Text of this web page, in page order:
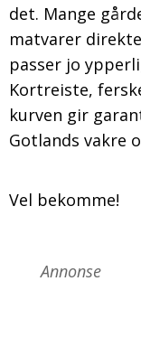
det. Mange
matvarer
passer jo
Kortreiste,
kurven gir
Gotlands vakre
Vel bekomme!
Annonse